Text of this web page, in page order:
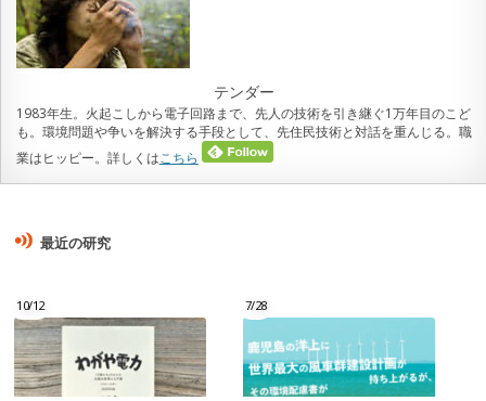
テンダー
1983年生。火起こしから電子回路まで、先人の技術を引き継ぐ1万年目のこど
も。環境問題や争いを解決する手段として、先住民技術と対話を重んじる。職
業はヒッピー。詳しくは こちら
最近の研究
10/12 7/28